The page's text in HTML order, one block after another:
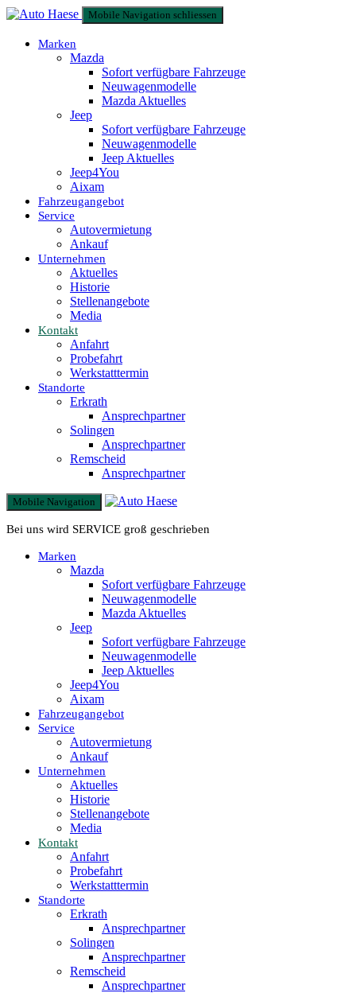
Mobile Navigation schliessen
Marken
Mazda
Sofort verfügbare Fahrzeuge
Neuwagenmodelle
Mazda Aktuelles
Jeep
Sofort verfügbare Fahrzeuge
Neuwagenmodelle
Jeep Aktuelles
Jeep4You
Aixam
Fahrzeugangebot
Service
Autovermietung
Ankauf
Unternehmen
Aktuelles
Historie
Stellenangebote
Media
Kontakt
Anfahrt
Probefahrt
Werkstatttermin
Standorte
Erkrath
Ansprechpartner
Solingen
Ansprechpartner
Remscheid
Ansprechpartner
Mobile Navigation
Bei uns wird SERVICE groß geschrieben
Marken
Mazda
Sofort verfügbare Fahrzeuge
Neuwagenmodelle
Mazda Aktuelles
Jeep
Sofort verfügbare Fahrzeuge
Neuwagenmodelle
Jeep Aktuelles
Jeep4You
Aixam
Fahrzeugangebot
Service
Autovermietung
Ankauf
Unternehmen
Aktuelles
Historie
Stellenangebote
Media
Kontakt
Anfahrt
Probefahrt
Werkstatttermin
Standorte
Erkrath
Ansprechpartner
Solingen
Ansprechpartner
Remscheid
Ansprechpartner